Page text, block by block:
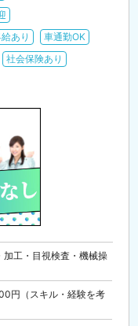
あり
車通勤OK
社会保険あり
加工・目視検査・機械操
円（スキル・経験を考